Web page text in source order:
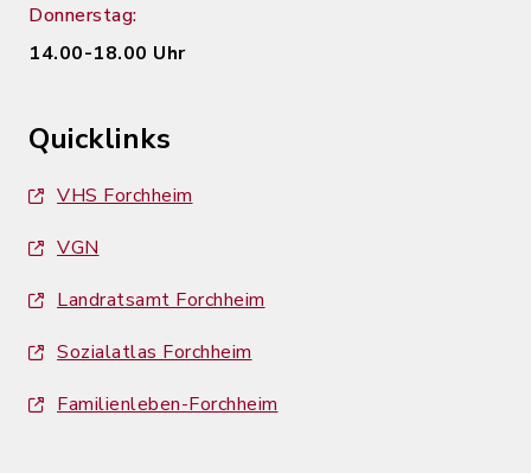
Donnerstag:
14.00-18.00 Uhr
Quicklinks
VHS Forchheim
VGN
Landratsamt Forchheim
Sozialatlas Forchheim
Familienleben-Forchheim